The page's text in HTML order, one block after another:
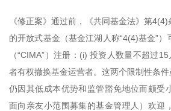
《修正案》通过前，《共同基金法》第
的开放式基金（基金江湖人称“4(4)基金”
（“CIMA”）注册：(i) 投资人数量不超过
者有权撤换基金运营者。这两个限制性条
仍因其低成本优势和监管豁免地位而颇受
面向亲友小范围募集的基金管理人）欢迎